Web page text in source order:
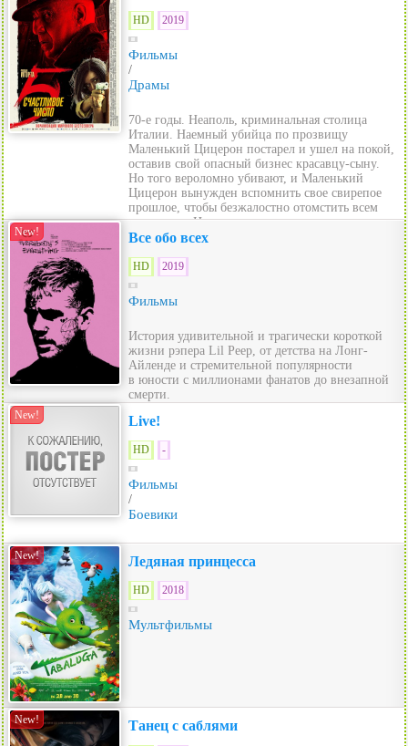
HD 2019
Фильмы
/
Драмы
70-е годы. Неаполь, криминальная столица
Италии. Наемный убийца по прозвищу
Маленький Цицерон постарел и ушел на покой,
оставив свой опасный бизнес красавцу-сыну.
Но того вероломно убивают, и Маленький
Цицерон вынужден вспомнить свое свирепое
прошлое, чтобы безжалостно отомстить всем
виновным. На по...
New! Все обо всех
HD 2019
Фильмы
История удивительной и трагически короткой
жизни рэпера Lil Peep, от детства на Лонг-
Айленде и стремительной популярности
в юности с миллионами фанатов до внезапной
смерти.
New! Live!
HD -
Фильмы
/
Боевики
New! Ледяная принцесса
HD 2018
Мультфильмы
New! Танец с саблями